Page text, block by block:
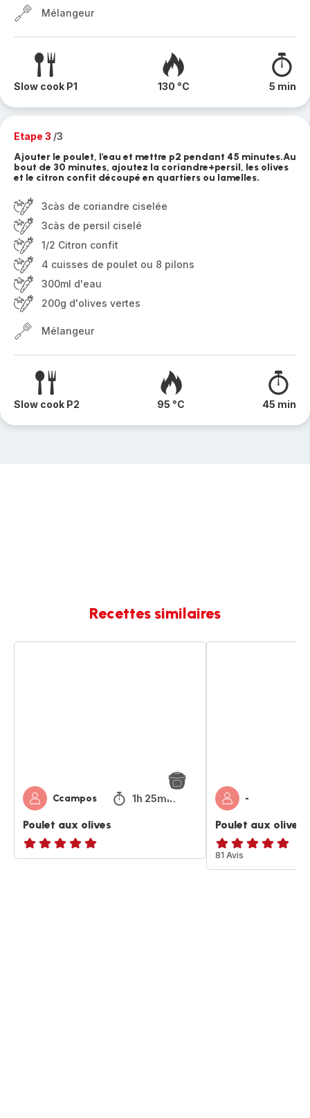
Mélangeur
Slow cook P1 130 °C 5 min
Etape 3 /3
Ajouter le poulet, l'eau et mettre p2 pendant 45 minutes.Au
bout de 30 minutes, ajoutez la coriandre+persil, les olives
et le citron confit découpé en quartiers ou lamelles.
3càs de coriandre ciselée
3càs de persil ciselé
1/2 Citron confit
4 cuisses de poulet ou 8 pilons
300ml d'eau
200g d'olives vertes
Mélangeur
Slow cook P2 95 °C 45 min
Recettes similaires
Ccampos 1h 25min
Poulet aux olives
ratings.NaN
-
Poulet aux olives
ratings.4.9
81 Avis